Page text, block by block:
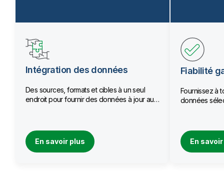
Intégration des données
Des sources, formats et cibles à un seul
endroit pour fournir des données à jour aux
En savoir plus
Fiabilité
Fournissez à
données
En